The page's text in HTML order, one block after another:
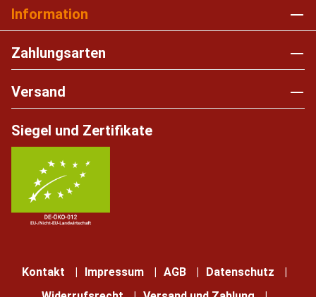
Information
Zahlungsarten
Versand
Siegel und Zertifikate
Kontakt Impressum AGB
Datenschutz